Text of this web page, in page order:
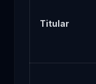
Titular